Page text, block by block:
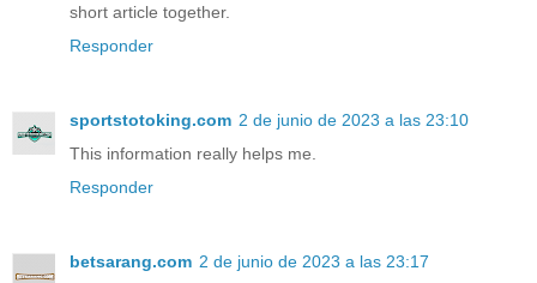
short article together.
Responder
sportstotoking.com 2 de junio de 2023 a las 23:10
This information really helps me.
Responder
betsarang.com 2 de junio de 2023 a las 23:17